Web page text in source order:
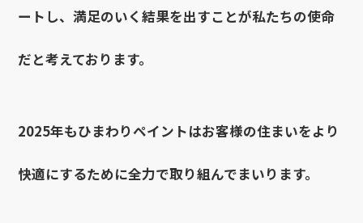
ートし、満足のいく結果を出すことが私たちの使命
だと考えております。
2025年もひまわりペイントはお客様の住まいをより
快適にするために全力で取り組んでまいります。